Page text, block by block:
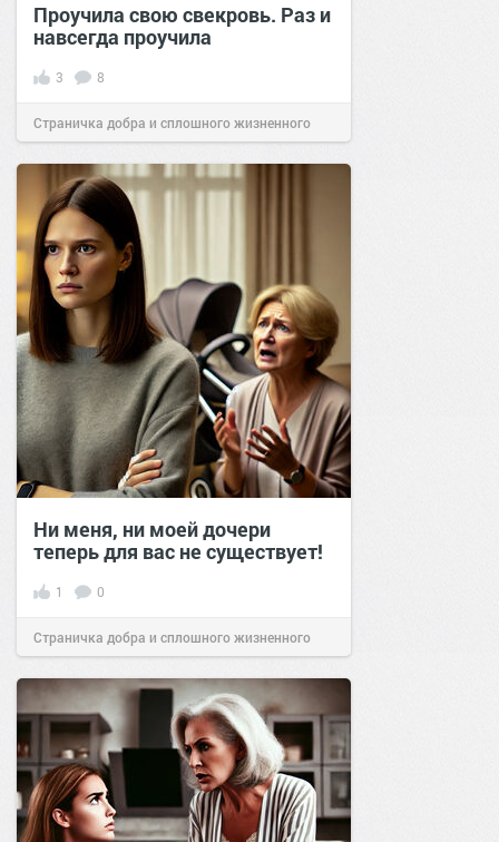
Проучила свою свекровь. Раз и
навсегда проучила
3 8
Страничка добра и сплошного жизненного
позитива!09:0303 авг 2019
Ни меня, ни моей дочери
теперь для вас не существует!
1 0
Страничка добра и сплошного жизненного
позитива!17:5517 мар 2025